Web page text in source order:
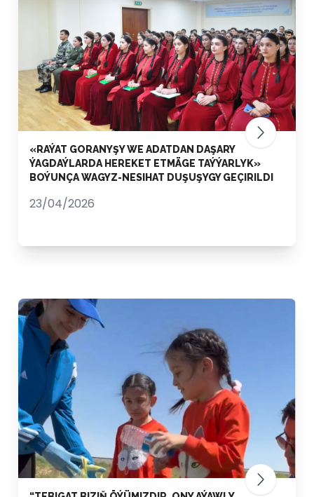
«RAÝAT GORANYŞY WE ADATDAN DAŞARY
ÝAGDAÝLARDA HEREKET ETMÄGE TAÝÝARLYK»
BOÝUNÇA WAGYZ-NESIHAT DUŞUŞYGY GEÇIRILDI
23/04/2026